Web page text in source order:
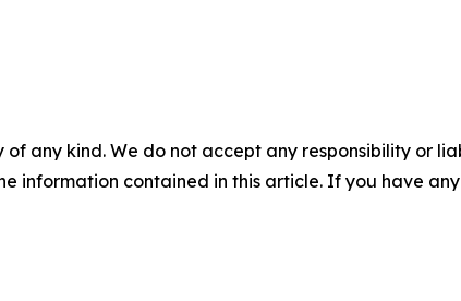
any kind. We do not accept any responsibility or
information contained in this article. If you have